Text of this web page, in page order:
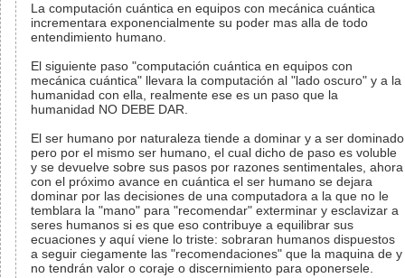
La computación cuántica en equipos con mecánica cuántica
incrementara exponencialmente su poder mas alla de todo
entendimiento humano.
El siguiente paso "computación cuántica en equipos con
mecánica cuántica" llevara la computación al "lado oscuro" y a la
humanidad con ella, realmente ese es un paso que la
humanidad NO DEBE DAR.
El ser humano por naturaleza tiende a dominar y a ser dominado
pero por el mismo ser humano, el cual dicho de paso es voluble
y se devuelve sobre sus pasos por razones sentimentales, ahora
con el próximo avance en cuántica el ser humano se dejara
dominar por las decisiones de una computadora a la que no le
temblara la "mano" para "recomendar" exterminar y esclavizar a
seres humanos si es que eso contribuye a equilibrar sus
ecuaciones y aquí viene lo triste: sobraran humanos dispuestos
a seguir ciegamente las "recomendaciones" que la maquina de y
no tendrán valor o coraje o discernimiento para oponersele.